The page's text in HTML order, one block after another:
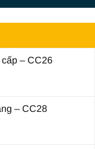
– CC26
– CC28